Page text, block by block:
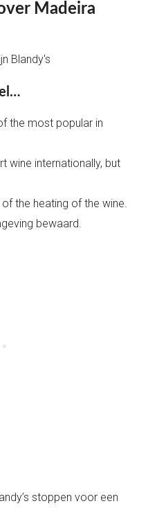
Madeira
the most popular in
wine internationally, but
the heating of the wine.
bewaard.
stoppen voor een